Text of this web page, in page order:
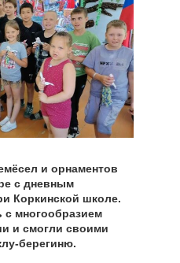
и орнаментов
с дневным
Коркинской школе.
с многообразием
и смогли своими